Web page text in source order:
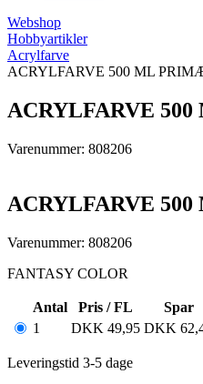
Webshop
Hobbyartikler
Acrylfarve
ACRYLFARVE 500 ML
ACRYLFARVE
Varenummer: 808206
ACRYLFARVE
Varenummer: 808206
FANTASY COLOR
Antal Pris / FL
Spar
1
DKK 49,95 DKK
Leveringstid 3-5 dage